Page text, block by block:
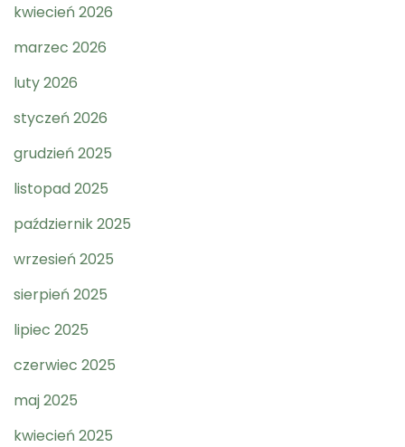
kwiecień 2026
marzec 2026
luty 2026
styczeń 2026
grudzień 2025
listopad 2025
październik 2025
wrzesień 2025
sierpień 2025
lipiec 2025
czerwiec 2025
maj 2025
kwiecień 2025